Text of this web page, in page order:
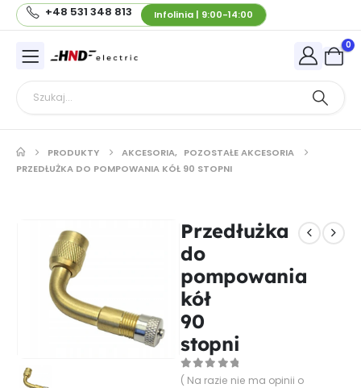
+48 531 348 813 Infolinia | 9:00-14:00
0
PRODUKTY AKCESORIA, POZOSTAŁE AKCESORIA
PRZEDŁUŻKA DO POMPOWANIA KÓŁ 90 STOPNI
Przedłużka
do
pompowania
kół
90
stopni
0out of 5
( Na razie nie ma opinii o